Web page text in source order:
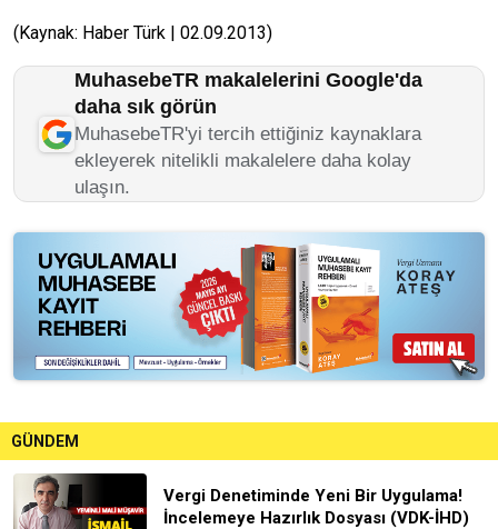
(Kaynak: Haber Türk | 02.09.2013)
MuhasebeTR makalelerini Google'da
daha sık görün
MuhasebeTR'yi tercih ettiğiniz kaynaklara
ekleyerek nitelikli makalelere daha kolay
ulaşın.
GÜNDEM
Vergi Denetiminde Yeni Bir Uygulama!
İncelemeye Hazırlık Dosyası (VDK-İHD)